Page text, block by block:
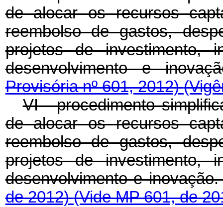
de alocar os recursos
reembolso de gastos,
projetos de investimento,
desenvolvimento e
Provisória nº 601, 2012)
VI - procedimento
de alocar os recursos
reembolso de gastos,
projetos de investimento,
desenvolvimento e
de 2012)(Vide MP 601, de